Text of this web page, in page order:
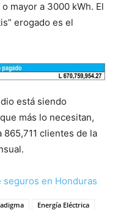
mayor a 3000 kWh. El
erogado es el
está siendo
más lo necesitan,
865,711 clientes de la
en Honduras
Energía Eléctrica